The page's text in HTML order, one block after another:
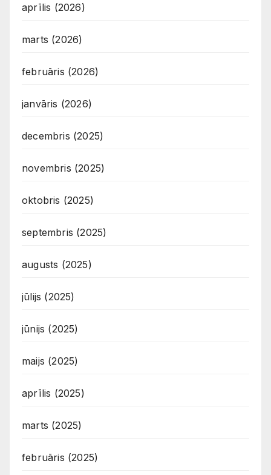
aprīlis (2026)
marts (2026)
februāris (2026)
janvāris (2026)
decembris (2025)
novembris (2025)
oktobris (2025)
septembris (2025)
augusts (2025)
jūlijs (2025)
jūnijs (2025)
maijs (2025)
aprīlis (2025)
marts (2025)
februāris (2025)